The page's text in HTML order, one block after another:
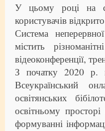
У цьому році на
користувачів
Система
містить
відеоконференції,
З початку 2020 р.
Всеукраїнський
освітянських
освітньому
формуванні